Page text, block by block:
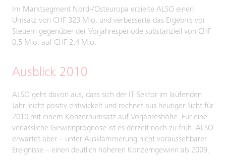
Im Marktsegment Nord-/Osteuropa erzielte ALSO einen
Umsatz von CHF 323 Mio. und verbesserte das Ergebnis vor
Steuern gegenüber der Vorjahresperiode substanziell von CHF
0.5 Mio. auf CHF 2.4 Mio.
Ausblick 2010
ALSO geht davon aus, dass sich der IT-Sektor im laufenden
Jahr leicht positiv entwickelt und rechnet aus heutiger Sicht für
2010 mit einem Konzernumsatz auf Vorjahreshöhe. Für eine
verlässliche Gewinnprognose ist es derzeit noch zu früh. ALSO
erwartet aber – unter Ausklammerung nicht voraussehbarer
Ereignisse – einen deutlich höheren Konzerngewinn als 2009.